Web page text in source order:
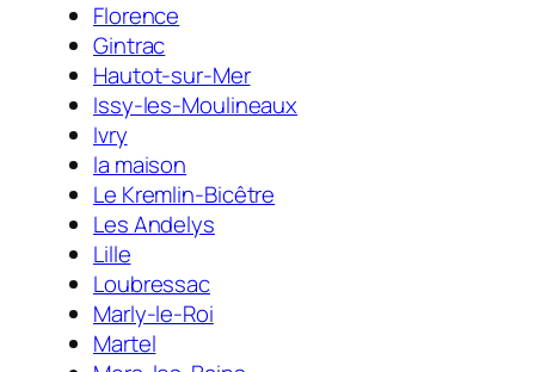
Florence
Gintrac
Hautot-sur-Mer
Issy-les-Moulineaux
Ivry
la maison
Le Kremlin-Bicêtre
Les Andelys
Lille
Loubressac
Marly-le-Roi
Martel